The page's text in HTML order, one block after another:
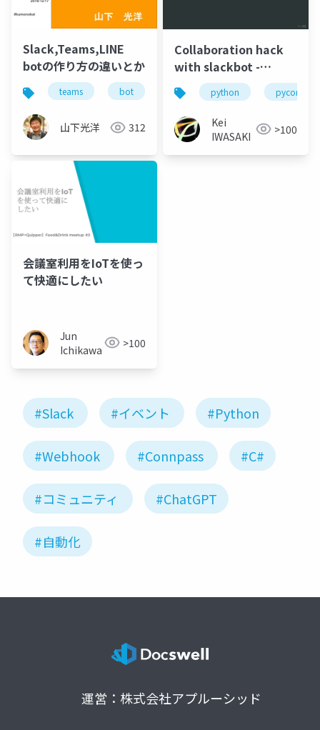
Slack,Teams,LINE
botの作り方の違いとか
teams bot line slack
山下光洋 312
Collaboration hack
with slackbot -
PyCon HK 2018 -
2018.11.24
python pyconhk
Kei
IWASAKI
>100
会議室利用をIoTを使っ
て快適にしたい
Jun
Ichikawa
>100
#Slack #イベント #Python
#Webhook #Connpass #C#
#コミュニティ #ChatGPT
#自動化
運営：株式会社アプルーシッド